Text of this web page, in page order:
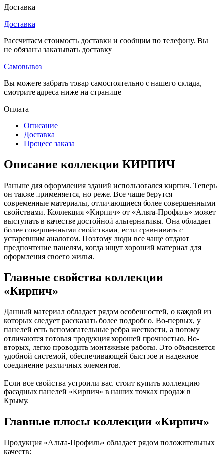
Доставка
Доставка
Рассчитаем стоимость доставки и сообщим по телефону. Вы
не обязаны заказывать доставку
Самовывоз
Вы можете забрать товар самостоятельно с нашего склада,
смотрите адреса ниже на странице
Оплата
Описание
Доставка
Процесс заказа
Описание коллекции КИРПИЧ
Раньше для оформления зданий использовался кирпич. Теперь
он также применяется, но реже. Все чаще берутся
современные материалы, отличающиеся более совершенными
свойствами. Коллекция «Кирпич» от «Альта-Профиль» может
выступать в качестве достойной альтернативы. Она обладает
более совершенными свойствами, если сравнивать с
устаревшим аналогом. Поэтому люди все чаще отдают
предпочтение панелям, когда ищут хороший материал для
оформления своего жилья.
Главные свойства коллекции
«Кирпич»
Данный материал обладает рядом особенностей, о каждой из
которых следует рассказать более подробно. Во-первых, у
панелей есть вспомогательные ребра жесткости, а потому
отличаются готовая продукция хорошей прочностью. Во-
вторых, легко проводить монтажные работы. Это объясняется
удобной системой, обеспечивающей быстрое и надежное
соединение различных элементов.
Если все свойства устроили вас, стоит купить коллекцию
фасадных панелей «Кирпич» в наших точках продаж в
Крыму.
Главные плюсы коллекции «Кирпич»
Продукция «Альта-Профиль» обладает рядом положительных
качеств: